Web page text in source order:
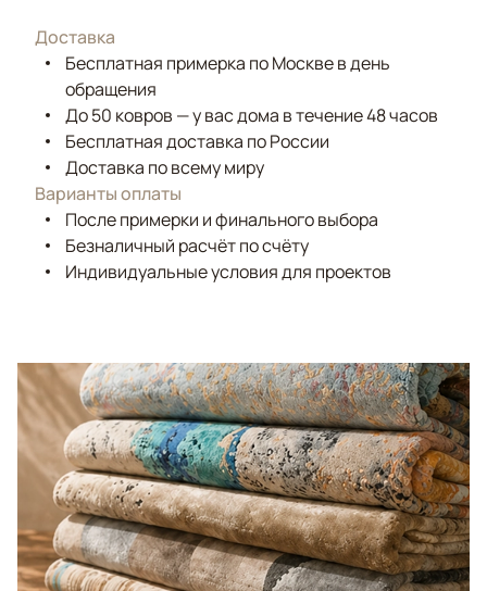
Доставка
Бесплатная примерка по Москве в день
обращения
До 50 ковров — у вас дома в течение 48 часов
Бесплатная доставка по России
Доставка по всему миру
Варианты оплаты
После примерки и финального выбора
Безналичный расчёт по счёту
Индивидуальные условия для проектов